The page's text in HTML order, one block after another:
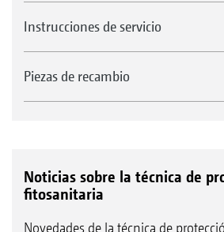
Instrucciones de servicio
Piezas de recambio
Noticias sobre la técnica de
fitosanitaria
Novedades de la técnica de